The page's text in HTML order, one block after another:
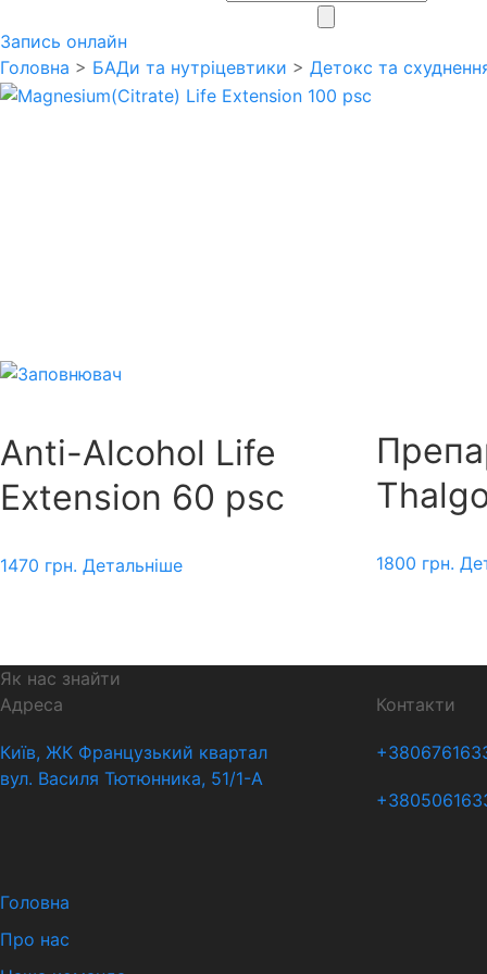
Запись онлайн
Головна > БАДи та нутріцевтики > Детокс та
Anti-Alcohol Life
Extension 60 psc
1470 грн. Детальніше 1800 грн.
Як нас знайти
Адреса
Київ, ЖК Французький квартал
вул. Василя Тютюнника, 51/1-А
Контакти
Головна
Про нас